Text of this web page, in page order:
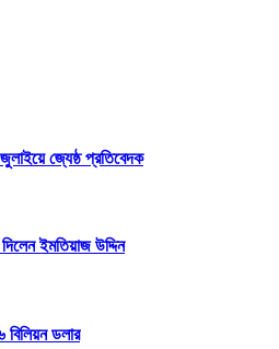
জ্যেষ্ঠ প্রতিবেদক
ইমতিয়াজ উদ্দিন
বিলিয়ন ডলার